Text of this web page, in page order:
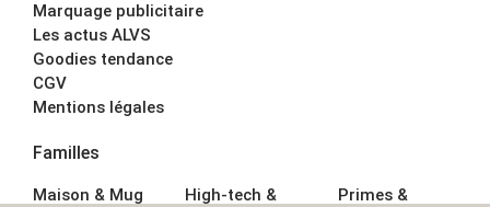
Marquage publicitaire
Les actus ALVS
Goodies tendance
CGV
Mentions légales
Familles
Maison & Mug
High-tech &
Primes &